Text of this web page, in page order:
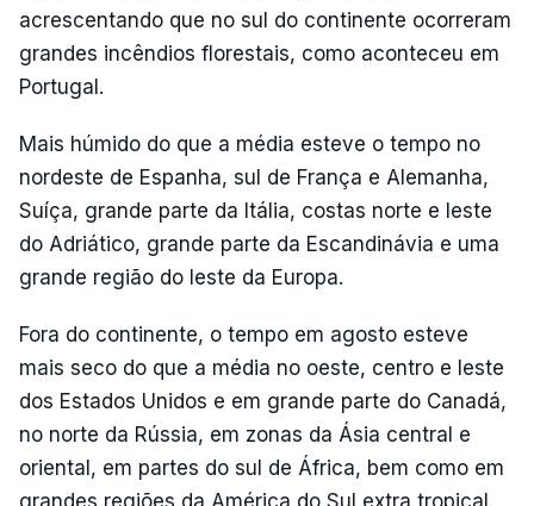
acrescentando que no sul do continente ocorreram
grandes incêndios florestais, como aconteceu em
Portugal.
Mais húmido do que a média esteve o tempo no
nordeste de Espanha, sul de França e Alemanha,
Suíça, grande parte da Itália, costas norte e leste
do Adriático, grande parte da Escandinávia e uma
grande região do leste da Europa.
Fora do continente, o tempo em agosto esteve
mais seco do que a média no oeste, centro e leste
dos Estados Unidos e em grande parte do Canadá,
no norte da Rússia, em zonas da Ásia central e
oriental, em partes do sul de África, bem como em
grandes regiões da América do Sul extra tropical.